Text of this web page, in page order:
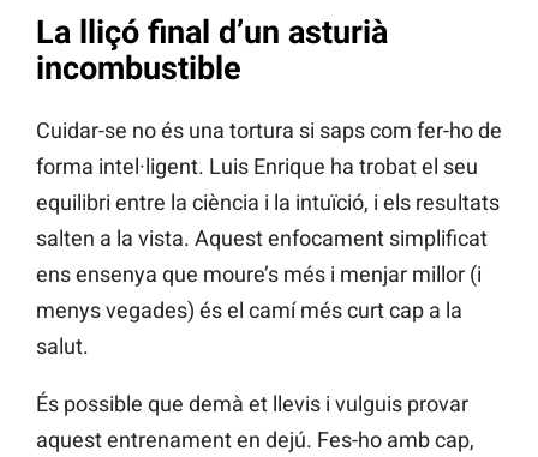
La lliçó final d’un asturià
incombustible
Cuidar-se no és una tortura si saps com fer-ho de
forma intel·ligent. Luis Enrique ha trobat el seu
equilibri entre la ciència i la intuïció, i els resultats
salten a la vista. Aquest enfocament simplificat
ens ensenya que moure’s més i menjar millor (i
menys vegades) és el camí més curt cap a la
salut.
És possible que demà et llevis i vulguis provar
aquest entrenament en dejú. Fes-ho amb cap,